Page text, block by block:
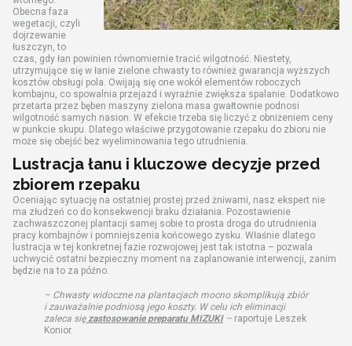
Obecna faza
wegetacji, czyli
dojrzewanie
łuszczyn, to
czas, gdy łan powinien równomiernie tracić wilgotność. Niestety,
utrzymujące się w łanie zielone chwasty to również gwarancja wyższych
kosztów obsługi pola. Owijają się one wokół elementów roboczych
kombajnu, co spowalnia przejazd i wyraźnie zwiększa spalanie. Dodatkowo
przetarta przez bęben maszyny zielona masa gwałtownie podnosi
wilgotność samych nasion. W efekcie trzeba się liczyć z obniżeniem ceny
w punkcie skupu. Dlatego właściwe przygotowanie rzepaku do zbioru nie
może się obejść bez wyeliminowania tego utrudnienia.
Lustracja łanu i kluczowe decyzje przed
zbiorem rzepaku
Oceniając sytuację na ostatniej prostej przed żniwami, nasz ekspert nie
ma złudzeń co do konsekwencji braku działania. Pozostawienie
zachwaszczonej plantacji samej sobie to prosta droga do utrudnienia
pracy kombajnów i pomniejszenia końcowego zysku. Właśnie dlatego
lustracja w tej konkretnej fazie rozwojowej jest tak istotna – pozwala
uchwycić ostatni bezpieczny moment na zaplanowanie interwencji, zanim
będzie na to za późno.
– Chwasty widoczne na plantacjach mocno skomplikują zbiór
i zauważalnie podniosą jego koszty. W celu ich eliminacji
zaleca sięzastosowanie preparatu MIZUKI– raportuje Leszek
Konior.